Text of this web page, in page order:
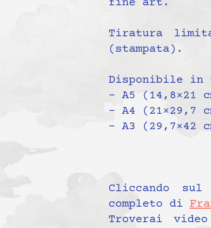
fine art.
Tiratura
(stampata).
Disponibile in
– A5 (14,8×21
– A4 (21×29,7
– A3 (29,7×42
Cliccando
completo di
Troverai